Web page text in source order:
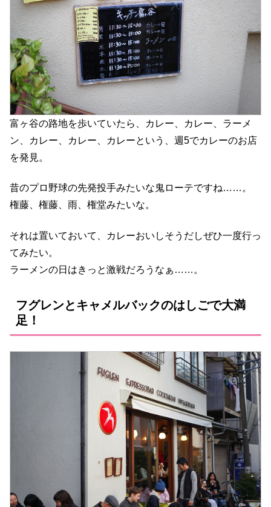
富ヶ谷の路地を歩いていたら、カレー、カレー、ラーメ
ン、カレー、カレー、カレーという、週5でカレーのお店
を発見。
昔のプロ野球の先発投手みたいな鬼ローテですね……。
権藤、権藤、雨、権堂みたいな。
それは置いておいて、カレーおいしそうだしぜひ一度行っ
てみたい。
ラーメンの日はきっと激戦だろうなぁ……。
フグレンとキャメルバックのはしごで大満
足！